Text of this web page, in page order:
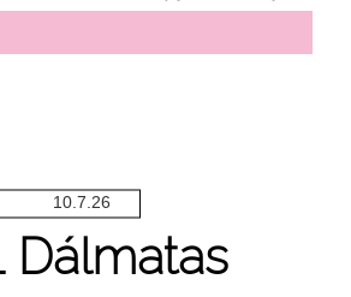
10.7.26
Dálmatas